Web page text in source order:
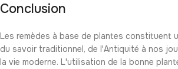
Conclusion
Les remèdes à base de plantes constituent
du savoir traditionnel, de l'Antiquité à nos
la vie moderne. L'utilisation de la bonne